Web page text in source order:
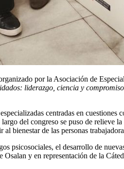
por la Asociación de
liderazgo, ciencia y
centradas en
del congreso se puso de relieve
bienestar de las personas
psicosociales, el desarrollo de
Osalan y en representación de la